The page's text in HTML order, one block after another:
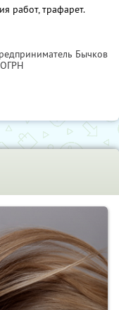
работ, трафарет.
Бычков